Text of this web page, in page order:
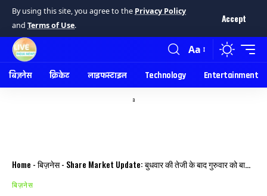
By using this site, you agree to the Privacy Policy
and Terms of Use.
Accept
Aa
बिज़नेस क्रिकेट लाइफस्टाइल Technology Entertainment
a
Home -बिज़नेस- Share Market Update: बुधवार की तेजी के बाद गुरुवार को बाजार धड़ाम, Nifty-Sensex लाल निशान में
बिज़नेस